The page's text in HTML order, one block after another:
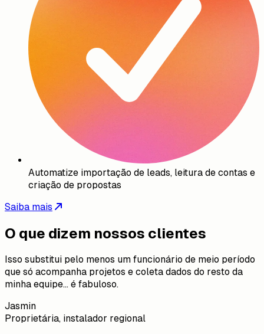
Automatize importação de leads, leitura de contas e
criação de propostas
Saiba mais
O que dizem nossos clientes
Isso substitui pelo menos um funcionário de meio período
que só acompanha projetos e coleta dados do resto da
minha equipe... é fabuloso.
Jasmin
Proprietária, instalador regional